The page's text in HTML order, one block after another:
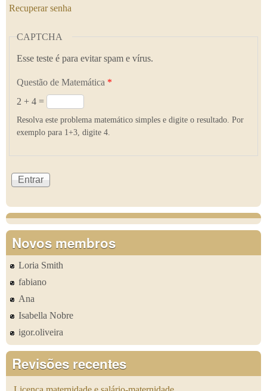
Recuperar senha
CAPTCHA
Esse teste é para evitar spam e vírus.
Questão de Matemática *
2 + 4 =
Resolva este problema matemático simples e digite o resultado. Por
exemplo para 1+3, digite 4.
Novos membros
Loria Smith
fabiano
Ana
Isabella Nobre
igor.oliveira
Revisões recentes